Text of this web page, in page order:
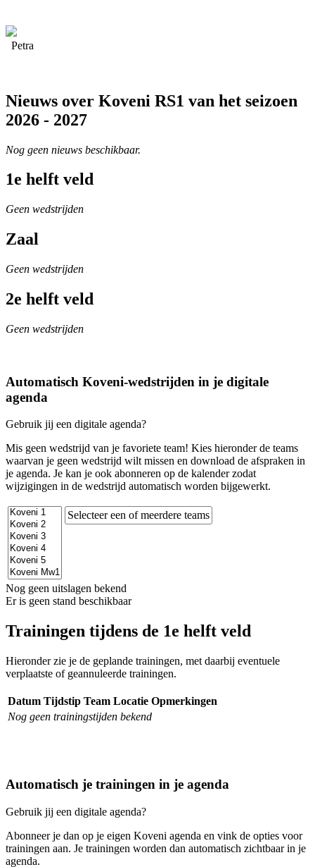
Petra
Nieuws over Koveni RS1 van het seizoen
2026 - 2027
Nog geen nieuws beschikbaar.
1e helft veld
Geen wedstrijden
Zaal
Geen wedstrijden
2e helft veld
Geen wedstrijden
Automatisch Koveni-wedstrijden in je digitale
agenda
Gebruik jij een digitale agenda?
Mis geen wedstrijd van je favoriete team! Kies hieronder de teams
waarvan je geen wedstrijd wilt missen en download de afspraken in
je agenda. Je kan je ook abonneren op de kalender zodat
wijzigingen in de wedstrijd automatisch worden bijgewerkt.
Selecteer een of meerdere teams
Nog geen uitslagen bekend
Er is geen stand beschikbaar
Trainingen tijdens de 1e helft veld
Hieronder zie je de geplande trainingen, met daarbij eventuele
verplaatste of geannuleerde trainingen.
Datum Tijdstip Team Locatie Opmerkingen
Nog geen trainingstijden bekend
Automatisch je trainingen in je agenda
Gebruik jij een digitale agenda?
Abonneer je dan op je eigen Koveni agenda en vink de opties voor
trainingen aan. Je trainingen worden dan automatisch zichtbaar in je
agenda.